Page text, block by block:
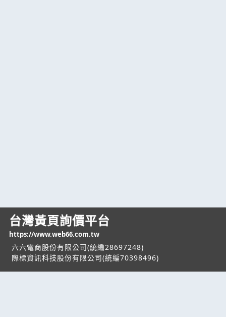
台灣黃頁詢價平台
https://www.web66.com.tw
六六電商股份有限公司(統編28697248)
際標資訊科技股份有限公司(統編70398496)